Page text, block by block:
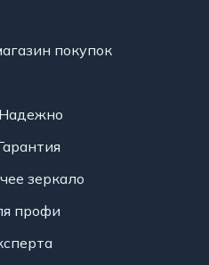
покупок
зеркало
профи